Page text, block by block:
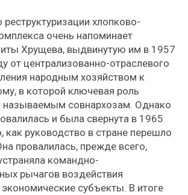
хлопково-
очень напоминает
Хрущева, выдвинутую им в 1957
от централизованно-отраслевого
народным хозяйством к
в которой ключевая роль
называемым совнархозам. Однако
и была свернута в 1965
как руководство в стране перешло
провалилась, прежде всего,
командно-
рычагов воздействия
экономические субъекты. В итоге